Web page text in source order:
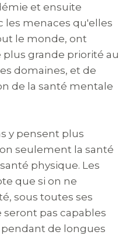
et ensuite
les menaces qu'elles
le monde, ont
grande priorité au
domaines, et de
de la santé mentale
y pensent plus
seulement la santé
physique. Les
que si on ne
sous toutes ses
pas capables
de longues